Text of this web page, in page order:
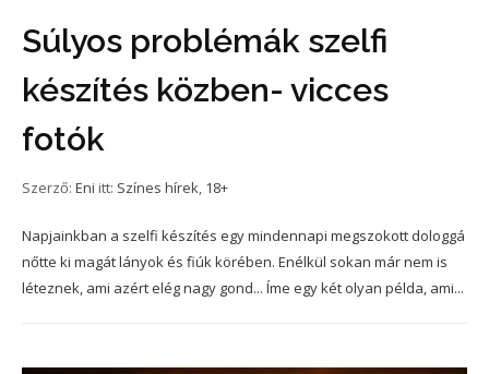
Súlyos problémák szelfi
készítés közben- vicces
fotók
Szerző: Eni itt: Színes hírek, 18+
Napjainkban a szelfi készítés egy mindennapi megszokott dologgá
nőtte ki magát lányok és fiúk körében. Enélkül sokan már nem is
léteznek, ami azért elég nagy gond... Íme egy két olyan példa, ami...